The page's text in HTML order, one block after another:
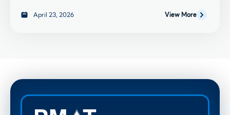
April 23, 2026 View More